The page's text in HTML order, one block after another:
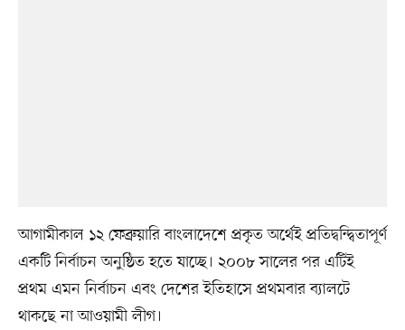
আগামীকাল ১২ ফেব্রুয়ারি বাংলাদেশে প্রকৃত অর্থেই প্রতিদ্বন্দ্বিতাপূর্ণ
একটি নির্বাচন অনুষ্ঠিত হতে যাচ্ছে। ২০০৮ সালের পর এটিই
প্রথম এমন নির্বাচন এবং দেশের ইতিহাসে প্রথমবার ব্যালটে
থাকছে না আওয়ামী লীগ।